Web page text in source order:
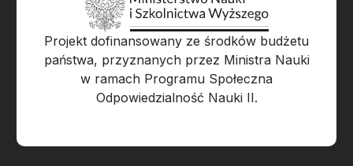
Projekt dofinansowany ze środków budżetu
państwa, przyznanych przez Ministra Nauki
w ramach Programu Społeczna
Odpowiedzialność Nauki II.